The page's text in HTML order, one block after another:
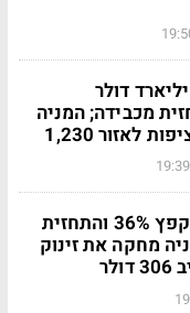
שיא של 9 מיליארד דולר
מכבידה; המניה
לאזור 1,230
19:39
הרווח של אקספדיה קפץ 36% והתחזית
המניה מחקה את זינוק